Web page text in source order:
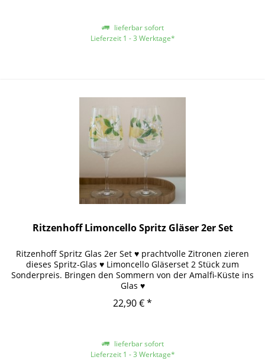
lieferbar sofort
Lieferzeit 1 - 3 Werktage*
Ritzenhoff Limoncello Spritz Gläser 2er Set
Ritzenhoff Spritz Glas 2er Set ♥ prachtvolle Zitronen zieren
dieses Spritz-Glas ♥ Limoncello Gläserset 2 Stück zum
Sonderpreis. Bringen den Sommern von der Amalfi-Küste ins
Glas ♥
22,90 € *
lieferbar sofort
Lieferzeit 1 - 3 Werktage*